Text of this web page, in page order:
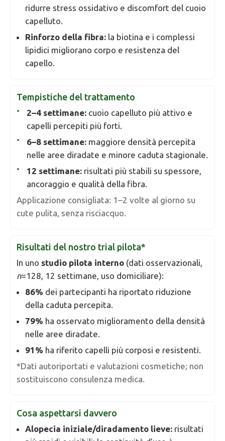
ridurre stress ossidativo e discomfort del cuoio
capelluto.
Rinforzo della fibra: la biotina e i complessi
lipidici migliorano corpo e resistenza del
capello.
Tempistiche del trattamento
2–4 settimane: cuoio capelluto più attivo e
capelli percepiti più forti.
6–8 settimane: maggiore densità percepita
nelle aree diradate e minore caduta stagionale.
12 settimane: risultati più stabili su spessore,
ancoraggio e qualità della fibra.
Applicazione consigliata: 1–2 volte al giorno su
cute pulita, senza risciacquo.
Risultati del nostro trial pilota*
In uno studio pilota interno (dati osservazionali,
n=128, 12 settimane, uso domiciliare):
86% dei partecipanti ha riportato riduzione
della caduta percepita.
79% ha osservato miglioramento della densità
nelle aree diradate.
91% ha riferito capelli più corposi e resistenti.
*Dati autoriportati e valutazioni cosmetiche; non
sostituiscono consulenza medica.
Cosa aspettarsi davvero
Alopecia iniziale/diradamento lieve: risultati